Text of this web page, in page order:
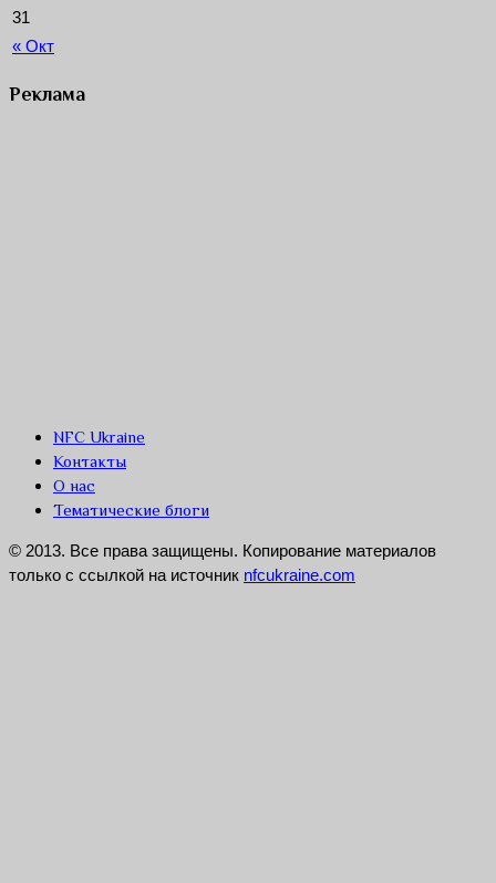
« Окт
31
Реклама
NFC Ukraine
Контакты
О нас
Тематические блоги
© 2013. Все права защищены. Копирование материалов
только с ссылкой на источник nfcukraine.com